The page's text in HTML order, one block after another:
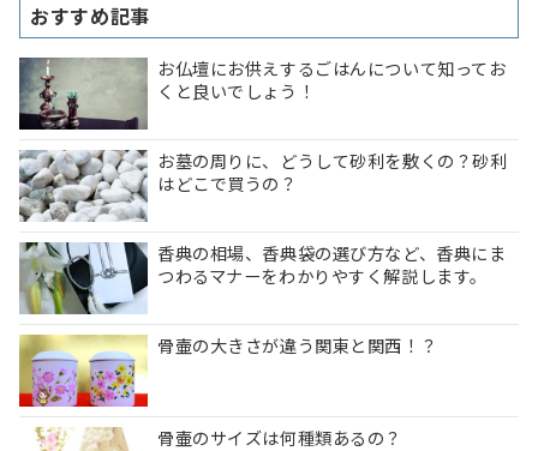
おすすめ記事
お仏壇にお供えするごはんについて知ってお
くと良いでしょう！
お墓の周りに、どうして砂利を敷くの？砂利
はどこで買うの？
香典の相場、香典袋の選び方など、香典にま
つわるマナーをわかりやすく解説します。
骨壷の大きさが違う関東と関西！？
骨壷のサイズは何種類あるの？